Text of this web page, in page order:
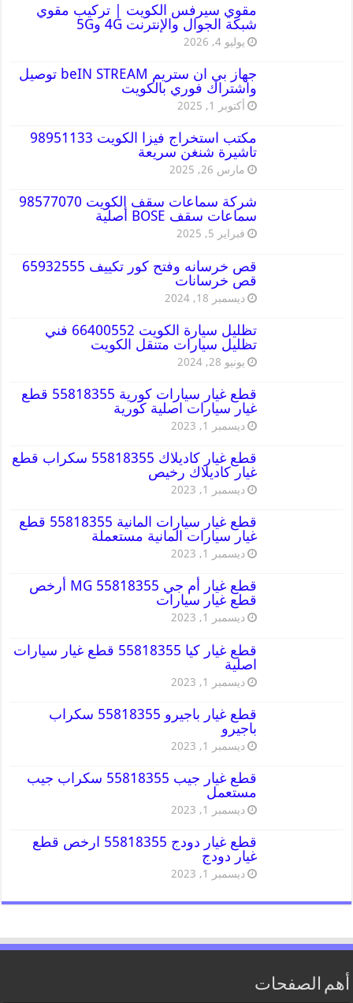
مقوي سيرفس الكويت | تركيب مقوي
شبكة الجوال والإنترنت 4G و5G
يوليو 4, 2026
جهاز بي ان ستريم beIN STREAM توصيل
واشتراك فوري بالكويت
أكتوبر 1, 2025
مكتب استخراج فيزا الكويت 98951133
تاشيرة شنغن سريعة
مارس 26, 2025
شركة سماعات سقف الكويت 98577070
سماعات سقف BOSE أصلية
فبراير 5, 2025
قص خرسانه وفتح كور تكييف 65932555
قص خرسانات
ديسمبر 18, 2024
تظليل سيارة الكويت 66400552 فني
تظليل سيارات متنقل الكويت
يونيو 28, 2024
قطع غيار سيارات كورية 55818355 قطع
غيار سيارات اصلية كورية
ديسمبر 1, 2023
قطع غيار كاديلاك 55818355 سكراب قطع
غيار كاديلاك رخيص
ديسمبر 1, 2023
قطع غيار سيارات المانية 55818355 قطع
غيار سيارات المانية مستعملة
ديسمبر 1, 2023
قطع غيار أم جي MG 55818355 أرخص
قطع غيار سيارات
ديسمبر 1, 2023
قطع غيار كيا 55818355 قطع غيار سيارات
اصلية
ديسمبر 1, 2023
قطع غيار باجيرو 55818355 سكراب
باجيرو
ديسمبر 1, 2023
قطع غيار جيب 55818355 سكراب جيب
مستعمل
ديسمبر 1, 2023
قطع غيار دودج 55818355 ارخص قطع
غيار دودج
ديسمبر 1, 2023
أهم الصفحات